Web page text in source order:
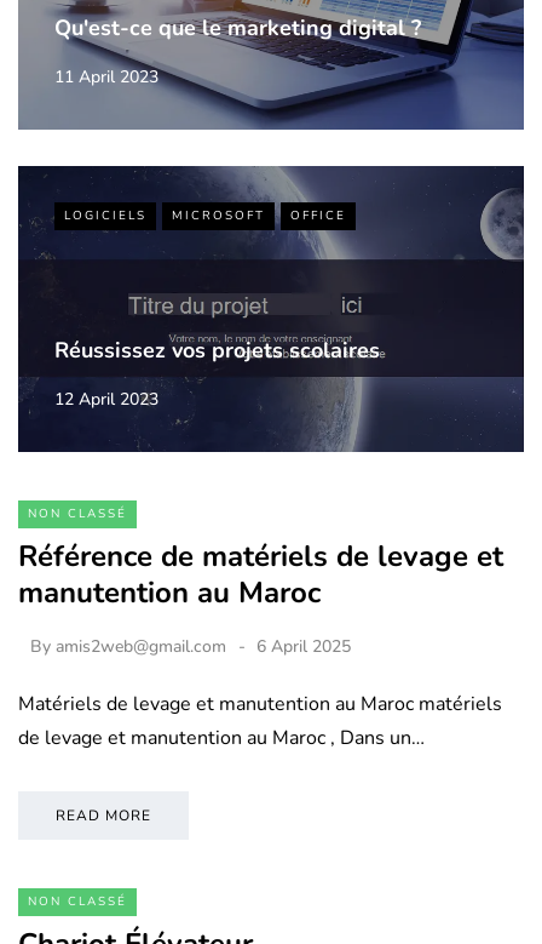
Qu'est-ce que le marketing digital ?
11 April 2023
LOGICIELS MICROSOFT OFFICE
Réussissez vos projets scolaires
12 April 2023
NON CLASSÉ
Référence de matériels de levage et
manutention au Maroc
By amis2web@gmail.com 6 April 2025
Matériels de levage et manutention au Maroc matériels
de levage et manutention au Maroc , Dans un…
READ MORE
NON CLASSÉ